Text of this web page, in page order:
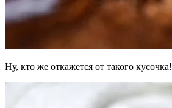
Ну, кто же откажется от такого кусочка!